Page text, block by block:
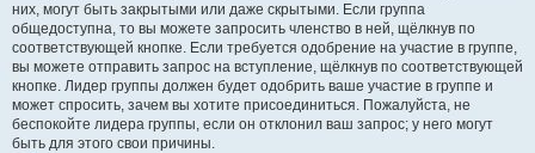
них, могут быть закрытыми или даже скрытыми. Если группа
общедоступна, то вы можете запросить членство в ней, щёлкнув по
соответствующей кнопке. Если требуется одобрение на участие в группе,
вы можете отправить запрос на вступление, щёлкнув по соответствующей
кнопке. Лидер группы должен будет одобрить ваше участие в группе и
может спросить, зачем вы хотите присоединиться. Пожалуйста, не
беспокойте лидера группы, если он отклонил ваш запрос; у него могут
быть для этого свои причины.